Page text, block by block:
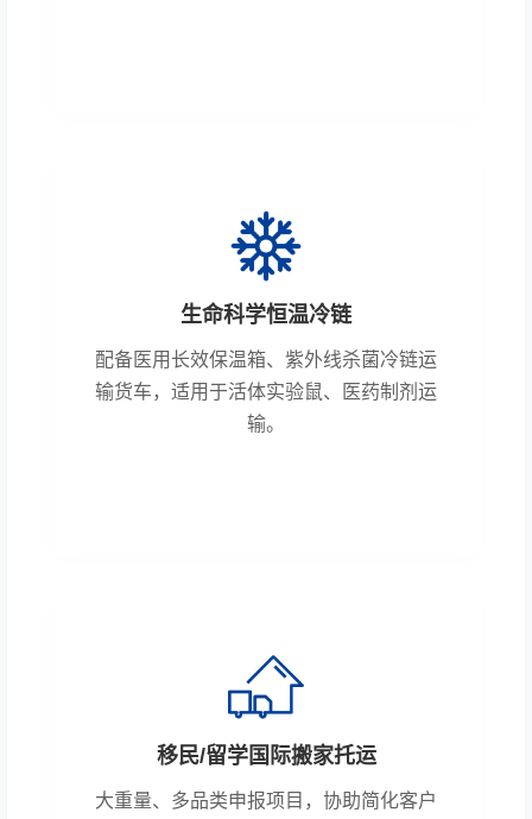
生命科学恒温冷链
配备医用长效保温箱、紫外线杀菌冷链运
输货车，适用于活体实验鼠、医药制剂运
输。
移民/留学国际搬家托运
大重量、多品类申报项目，协助简化客户